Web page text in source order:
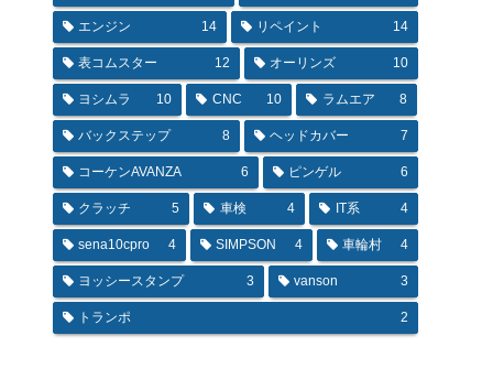
エンジン 14 リペイント 14
表コムスター 12 オーリンズ 10
ヨシムラ 10 CNC 10 ラムエア 8
バックステップ 8 ヘッドカバー 7
コーケンAVANZA 6 ピンゲル 6
クラッチ 5 車検 4 IT系 4
sena10cpro 4 SIMPSON 4 車輪村 4
ヨッシースタンプ 3 vanson 3
トランポ 2